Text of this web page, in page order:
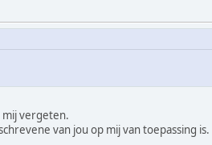
mij vergeten.
van jou op mij van toepassing